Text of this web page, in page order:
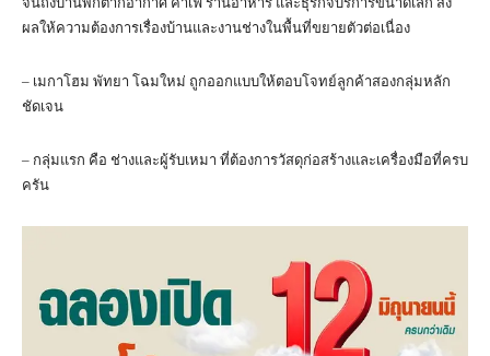
ผลให้ความต้องการเรื่องบ้านและงานช่างในพื้นที่ขยายตัวต่อเนื่อง
– เมกาโฮม พัทยา โฉมใหม่ ถูกออกแบบให้ตอบโจทย์ลูกค้าสองกลุ่มหลัก
ชัดเจน
– กลุ่มแรก คือ ช่างและผู้รับเหมา ที่ต้องการวัสดุก่อสร้างและเครื่องมือที่ครบ
ครัน